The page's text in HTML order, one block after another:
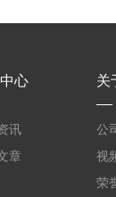
心
讯
章
关
公
视
荣